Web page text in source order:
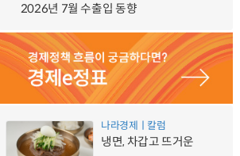
2026년 7월 수출입 동향
나라경제ㅣ칼럼
냉면, 차갑고 뜨거운